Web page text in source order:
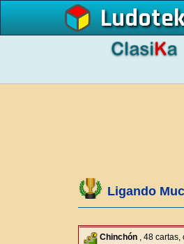
Ligando
Chinchón , 48